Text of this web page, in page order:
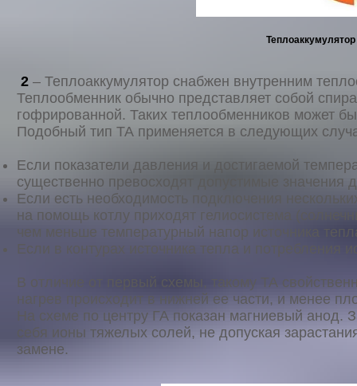
2 – Теплоаккумулятор снабжен внутренним
Теплообменник обычно представляет собой
гофрированной. Таких теплообменников может
Подобный тип ТА применяется в следующих
Если показатели давления и достигаемой
существенно превосходят допустимые значения
Если есть необходимость подключения
на помощь котлу приходят гелиосистема
чем меньше температурный напор источника
Если в контурах источника тепла и потребления
В отличие от первый схемы, такому ТА
нагрев происходит в нижней ее части, и менее
На схеме по центру ГА показан магниевый анод.
себя ионы тяжелых солей, не допуская
замене.